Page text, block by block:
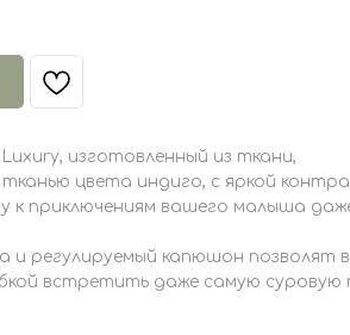
изготовленный из ткани,
цвета индиго, с яркой
к приключениям вашего малыша
и регулируемый капюшон позволят
встретить даже самую суровую